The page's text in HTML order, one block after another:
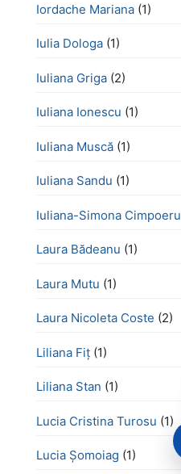
Iordache Mariana (1)
Iulia Dologa (1)
Iuliana Griga (2)
Iuliana Ionescu (1)
Iuliana Muscă (1)
Iuliana Sandu (1)
Iuliana-Simona Cimpoeru
Laura Bădeanu (1)
Laura Mutu (1)
Laura Nicoleta Coste (2)
Liliana Fiț (1)
Liliana Stan (1)
Lucia Cristina Turosu (1)
Lucia Șomoiag (1)